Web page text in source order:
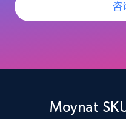
355+
URL, Domain,
Sku, Product id,
咨
Moynat